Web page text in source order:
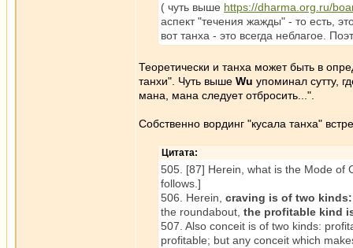
( чуть выше https://dharma.org.ru/
аспект "течения жажды" - то есть,
вот танха - это всегда неблагое.
Теоретически и танха может быть в
танхи". Чуть выше Wu упоминал сутту,
манa, манa следует отбросить...".
Собственно вординг "кусала танха"
Цитата:
505. [87] Herein, what is the Mode of
follows.]
506. Herein, craving is of two
the roundabout, the profitable kind
507. Also conceit is of two kinds:
profitable; but any conceit which